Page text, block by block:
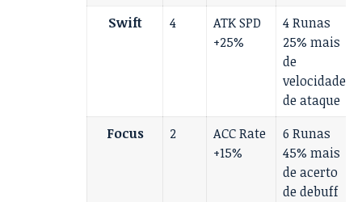
Swift
4
ATK SPD
+25%
4 Runas
25% mais
de
velocidade
de ataque
Focus
2
ACC Rate
+15%
6 Runas
45% mais
de acerto
de debuff